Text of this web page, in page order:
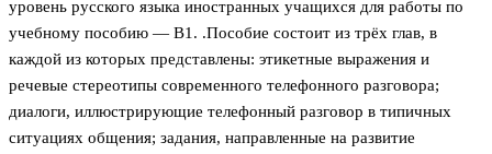
уровень русского языка иностранных учащихся для работы по
учебному пособию — В1. .Пособие состоит из трёх глав, в
каждой из которых представлены: этикетные выражения и
речевые стереотипы современного телефонного разговора;
диалоги, иллюстрирующие телефонный разговор в типичных
ситуациях общения; задания, направленные на развитие